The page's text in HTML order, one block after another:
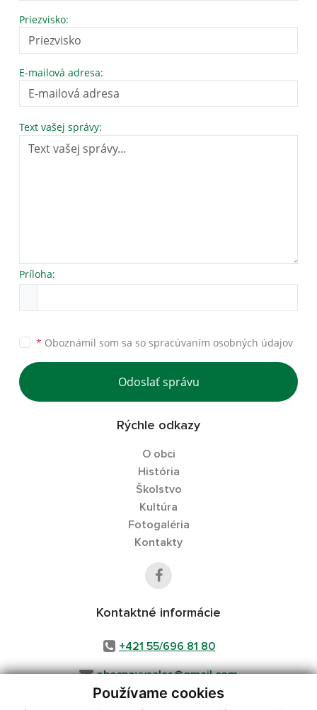
Používame cookies
Priezvisko:
E-mailová adresa:
Text vašej správy:
Príloha:
* Oboznámil som sa so spracúvaním osobných údajov
Odoslať správu
Rýchle odkazy
O obci
História
Školstvo
Kultúra
Fotogaléria
Kontakty
Kontaktné informácie
+421 55/696 81 80
obecnovysalas@gmail.com